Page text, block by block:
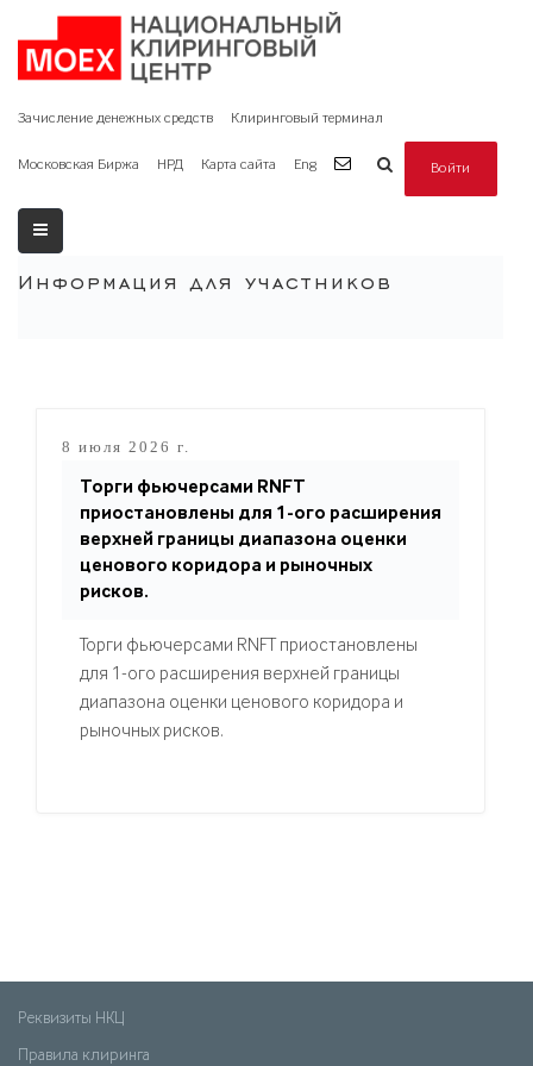
Зачисление денежных средств Клиринговый терминал
Московская Биржа НРД Карта сайта Eng Войти
Информация для участников
8 июля 2026 г.
Торги фьючерсами RNFT
приостановлены для 1-ого расширения
верхней границы диапазона оценки
ценового коридора и рыночных
рисков.
Торги фьючерсами RNFT приостановлены
для 1-ого расширения верхней границы
диапазона оценки ценового коридора и
рыночных рисков.
Реквизиты НКЦ
Правила клиринга